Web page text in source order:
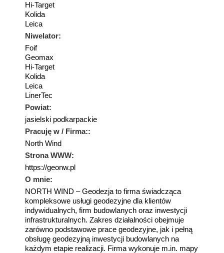
Hi-Target
Kolida
Leica
Niwelator:
Foif
Geomax
Hi-Target
Kolida
Leica
LinerTec
Powiat:
jasielski podkarpackie
Pracuję w / Firma::
North Wind
Strona WWW:
https://geonw.pl
O mnie:
NORTH WIND – Geodezja to firma świadcząca
kompleksowe usługi geodezyjne dla klientów
indywidualnych, firm budowlanych oraz inwestycji
infrastrukturalnych. Zakres działalności obejmuje
zarówno podstawowe prace geodezyjne, jak i pełną
obsługę geodezyjną inwestycji budowlanych na
każdym etapie realizacji. Firma wykonuje m.in. mapy